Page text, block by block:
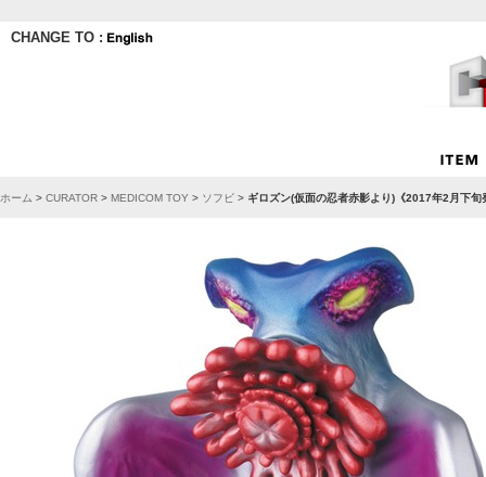
CHANGE TO :
ホーム > CURATOR > MEDICOM TOY > ソフビ > ギロズン(仮面の忍者赤影より)《2017年2月下旬